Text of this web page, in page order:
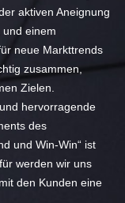
aktiven Aneignung
einem
neue Markttrends
zusammen,
Zielen.
hervorragende
des
und Win-Win“ ist
werden wir uns
den Kunden eine